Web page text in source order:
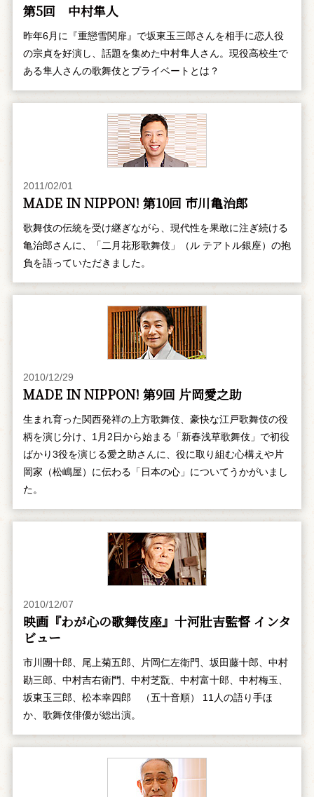
第5回 中村隼人
昨年6月に『重戀雪関扉』で坂東玉三郎さんを相手に恋人役
の宗貞を好演し、話題を集めた中村隼人さん。現役高校生で
ある隼人さんの歌舞伎とプライベートとは？
2011/02/01
MADE IN NIPPON! 第10回 市川亀治郎
歌舞伎の伝統を受け継ぎながら、現代性を果敢に注ぎ続ける
亀治郎さんに、「二月花形歌舞伎」（ル テアトル銀座）の抱
負を語っていただきました。
2010/12/29
MADE IN NIPPON! 第9回 片岡愛之助
生まれ育った関西発祥の上方歌舞伎、豪快な江戸歌舞伎の役
柄を演じ分け、1月2日から始まる「新春浅草歌舞伎」で初役
ばかり3役を演じる愛之助さんに、役に取り組む心構えや片
岡家（松嶋屋）に伝わる「日本の心」についてうかがいまし
た。
2010/12/07
映画『わが心の歌舞伎座』十河壯吉監督 インタ
ビュー
市川團十郎、尾上菊五郎、片岡仁左衛門、坂田藤十郎、中村
勘三郎、中村吉右衛門、中村芝翫、中村富十郎、中村梅玉、
坂東玉三郎、松本幸四郎 （五十音順） 11人の語り手ほ
か、歌舞伎俳優が総出演。